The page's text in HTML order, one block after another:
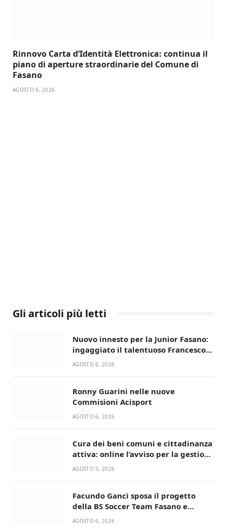
Rinnovo Carta d’Identità Elettronica: continua il
piano di aperture straordinarie del Comune di
Fasano
AGOSTO 6, 2026
Gli articoli più letti
Nuovo innesto per la Junior Fasano:
ingaggiato il talentuoso Francesco
Lupo Timini
AGOSTO 6, 2026
Ronny Guarini nelle nuove
Commisioni Acisport
AGOSTO 6, 2026
Cura dei beni comuni e cittadinanza
attiva: online l’avviso per la gestione
condivisa della Villetta di Laureto
AGOSTO 5, 2026
Facundo Ganci sposa il progetto
della BS Soccer Team Fasano e
ritorna in campo
AGOSTO 6, 2026